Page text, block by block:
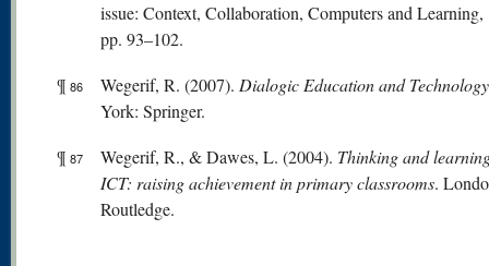
issue: Context, Collaboration, Computers and Learning,
pp. 93–102.
¶ 86 Wegerif, R. (2007). Dialogic Education and
York: Springer.
¶ 87 Wegerif, R., & Dawes, L. (2004). Thinking and
ICT: raising achievement in primary classrooms.
Routledge.